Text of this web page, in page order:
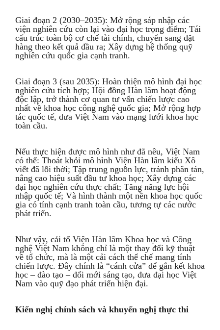
Giai đoạn 2 (2030–2035): Mở rộng sáp nhập các
viện nghiên cứu còn lại vào đại học trọng điểm; Tái
cấu trúc toàn bộ cơ chế tài chính, chuyển sang đặt
hàng theo kết quả đầu ra; Xây dựng hệ thống quỹ
nghiên cứu quốc gia cạnh tranh.
Giai đoạn 3 (sau 2035): Hoàn thiện mô hình đại học
nghiên cứu tích hợp; Hội đồng Hàn lâm hoạt động
độc lập, trở thành cơ quan tư vấn chiến lược cao
nhất về khoa học công nghệ quốc gia; Mở rộng hợp
tác quốc tế, đưa Việt Nam vào mạng lưới khoa học
toàn cầu.
Nếu thực hiện được mô hình như đã nêu, Việt Nam
có thể: Thoát khỏi mô hình Viện Hàn lâm kiểu Xô
viết đã lỗi thời; Tập trung nguồn lực, tránh phân tán,
nâng cao hiệu suất đầu tư khoa học; Xây dựng các
đại học nghiên cứu thực chất; Tăng năng lực hội
nhập quốc tế; Và hình thành một nền khoa học quốc
gia có tính cạnh tranh toàn cầu, tương tự các nước
phát triển.
Như vậy, cải tổ Viện Hàn lâm Khoa học và Công
nghệ Việt Nam không chỉ là một thay đổi kỹ thuật
về tổ chức, mà là một cải cách thể chế mang tính
chiến lược. Đây chính là “cánh cửa” để gắn kết khoa
học – đào tạo – đổi mới sáng tạo, đưa đại học Việt
Nam vào quỹ đạo phát triển hiện đại.
Kiến nghị chính sách và khuyến nghị thực thi